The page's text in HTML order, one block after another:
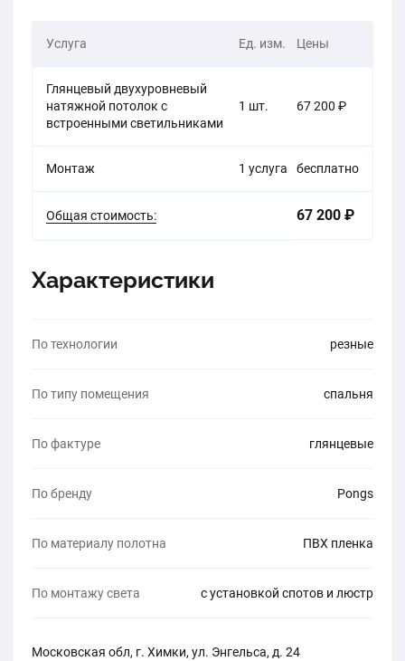
Услуга Ед. изм. Цены
Глянцевый двухуровневый
натяжной потолок с
встроенными светильниками
1 шт. 67 200 ₽
Монтаж 1 услуга бесплатно
Общая стоимость: 67 200 ₽
Характеристики
По технологии резные
По типу помещения спальня
По фактуре глянцевые
По бренду Pongs
По материалу полотна ПВХ пленка
По монтажу света с установкой спотов и люстр
Московская обл, г. Химки, ул. Энгельса, д. 24